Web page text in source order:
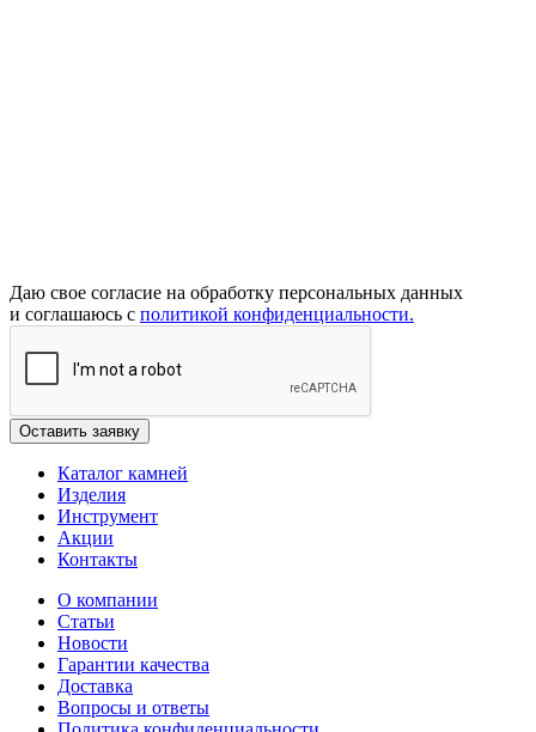
Даю свое согласие на обработку персональных данных
и соглашаюсь с политикой конфиденциальности.
Каталог камней
Изделия
Инструмент
Акции
Контакты
О компании
Статьи
Новости
Гарантии качества
Доставка
Вопросы и ответы